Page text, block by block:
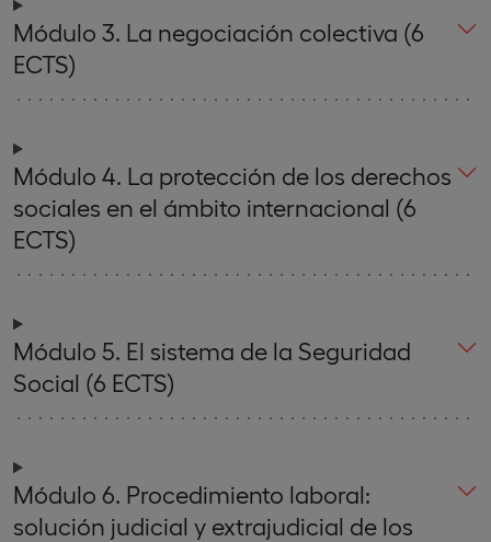
Módulo 3. La negociación colectiva (6
ECTS)
Módulo 4. La protección de los derechos
sociales en el ámbito internacional (6
ECTS)
Módulo 5. El sistema de la Seguridad
Social (6 ECTS)
Módulo 6. Procedimiento laboral:
solución judicial y extrajudicial de los